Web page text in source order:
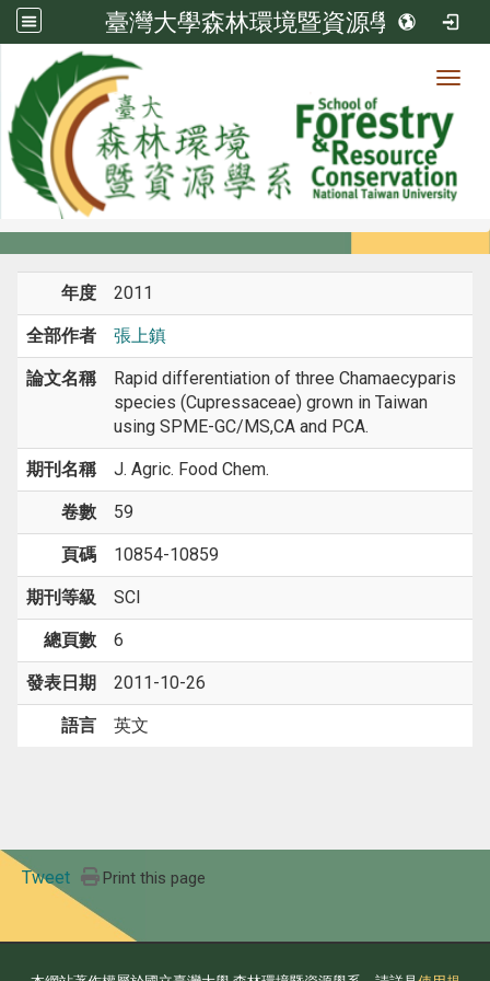
臺灣大學森林環境暨資源學系
系所成員
系所成員
年度 2011
全部作者 張上鎮
論文名稱
Rapid differentiation of three Chamaecyparis
species (Cupressaceae) grown in Taiwan
using SPME-GC/MS,CA and PCA.
期刊名稱 J. Agric. Food Chem.
卷數 59
頁碼 10854-10859
期刊等級 SCI
總頁數 6
發表日期 2011-10-26
語言 英文
Tweet Print this page